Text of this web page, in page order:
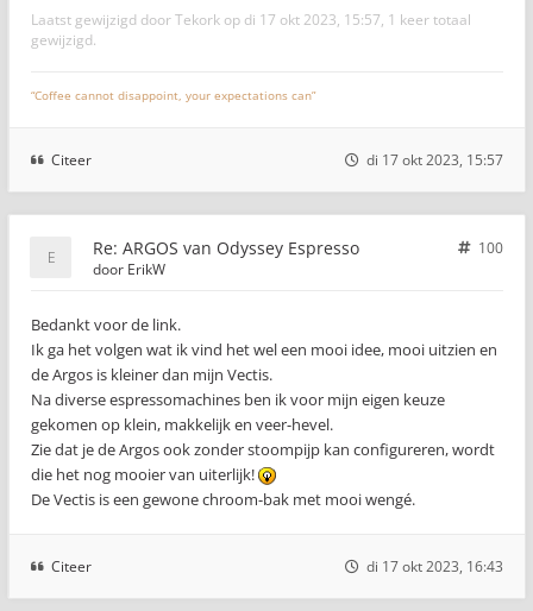
Laatst gewijzigd doorTekork op di 17 okt 2023, 15:57, 1 keer totaal
gewijzigd.
“Coffee cannot disappoint, your expectations can”
Citeer di 17 okt 2023, 15:57
Re: ARGOS van Odyssey Espresso
100
door ErikW
Bedankt voor de link.
Ik ga het volgen wat ik vind het wel een mooi idee, mooi uitzien en
de Argos is kleiner dan mijn Vectis.
Na diverse espressomachines ben ik voor mijn eigen keuze
gekomen op klein, makkelijk en veer-hevel.
Zie dat je de Argos ook zonder stoompijp kan configureren, wordt
die het nog mooier van uiterlijk!
De Vectis is een gewone chroom-bak met mooi wengé.
Citeer di 17 okt 2023, 16:43